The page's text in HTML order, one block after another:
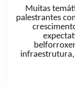
Muitas
palestrantes